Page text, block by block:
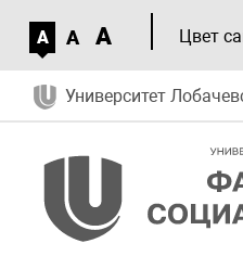
A A A Цвет
Университет